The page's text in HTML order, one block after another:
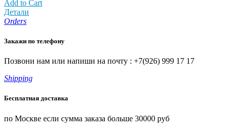
Add to Cart
Детали
Orders
Закажи по телефону
Позвони нам или напиши на почту : +7(926) 999 17 17
Shipping
Бесплатная доставка
по Москве если сумма заказа больше 30000 руб